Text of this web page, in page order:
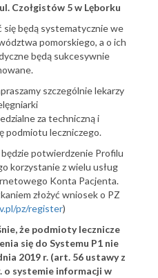
Czołgistów 5 w Lęborku
będą systematycznie we
pomorskiego, a o ich
będą sukcesywnie
szczególnie lekarzy
za techniczną i
podmiotu leczniczego.
potwierdzenie Profilu
korzystanie z wielu usług
Konta Pacjenta.
złożyć wniosek o PZ
pz/register)
że podmioty lecznicze
się do Systemu P1 nie
2019 r. (art. 56 ustawy z
o systemie informacji w